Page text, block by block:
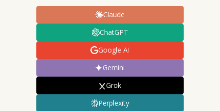
Claude
ChatGPT
Google AI
Gemini
Grok
Perplexity